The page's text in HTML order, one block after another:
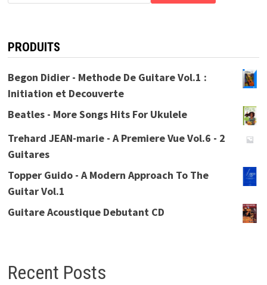
PRODUITS
Begon Didier - Methode De Guitare Vol.1 :
Initiation et Decouverte
Beatles - More Songs Hits For Ukulele
Trehard JEAN-marie - A Premiere Vue Vol.6 - 2
Guitares
Topper Guido - A Modern Approach To The
Guitar Vol.1
Guitare Acoustique Debutant CD
Recent Posts